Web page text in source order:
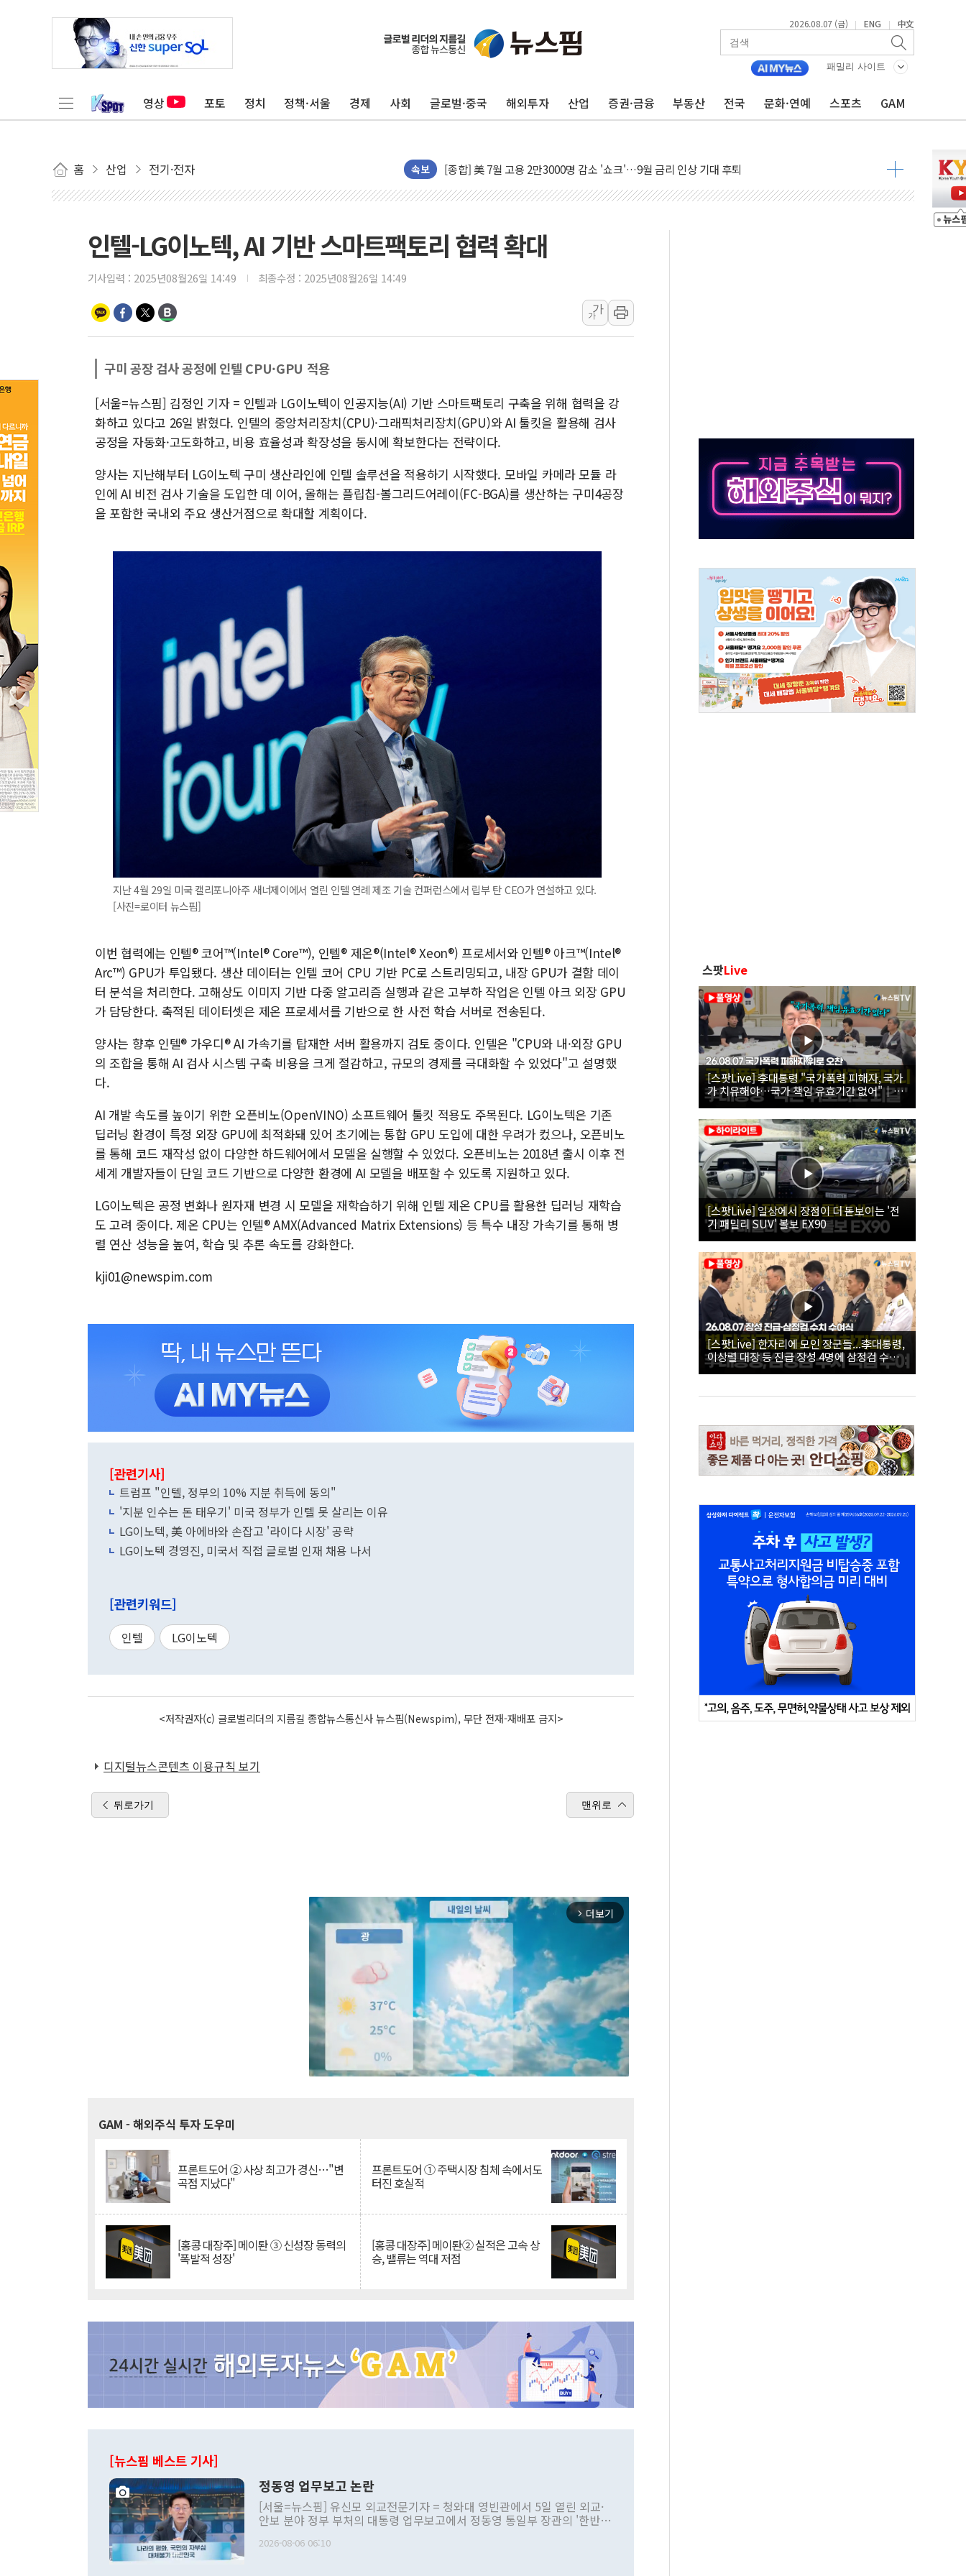
2026.08.07 (금) | ENG | 中文
패밀리 사이트
영상 포토 정치 정책·서울 경제 사회 글로벌·중국 해외투자 산업 증권·금융 부동산 전국 문화·연예 스포츠 GAM
홈 산업 전기·전자 속보
[AI MY 뉴스] 뉴욕 반도체주 프리뷰...美 고용 쇼크에 반도체주 '활짝'
[사진] 이슬람 수니파 3개국, 공동방위협정 체결
뉴욕증시 개장 전 특징주...아틀라시안·클라우드플레어·태양광주↑ VS 트레이드데스크·웬디스↓
트럼프 "금리 내려야"…파월 때와 달리 워시엔 톤 낮춰
특정 정치인 측근 포항시 정책특보 내정설...포항시 '시끌'
李 대통령, '6시간 마라톤 부동산 2차 회의' 주재… "전폭적 공급 확대·속도전 총력"
트럼프, 中 겨냥 폴리실리콘 관세 15% 부과…美 태양광주 급등
[인도증시] 중동 불안 속 유가 상승에 소폭 하락...금융주 낙폭 커
황희 '폐버스 청년주택' SNS 글 역풍에 "정부정책 아냐" 해명
폭염 누그러지고 가뭄 숙지나...경북동해안권 8~9일 최대 100mm 호우
사우디·튀르키예·파키스탄, '공동방위협정' 체결… 수니파 국가들의 새 안보 협력 구도
신길동 신축도 3.3㎡당 7250만원…써밋 클라비온 59㎡ 18억원대
용산공원·그린벨트로 또 충돌…반복되는 국토부-서울시 '정책 엇박자'
인텔-LG이노텍, AI 기반 스마트팩토리 협력 확대
기사입력 : 2025년08월26일 14:49 최종수정 : 2025년08월26일 14:49
가
가
구미 공장 검사 공정에 인텔 CPU·GPU 적용
[서울=뉴스핌] 김정인 기자 = 인텔과 LG이노텍이 인공지능(AI) 기반 스마트팩토리 구축을 위해 협력을 강
화하고 있다고 26일 밝혔다. 인텔의 중앙처리장치(CPU)·그래픽처리장치(GPU)와 AI 툴킷을 활용해 검사
공정을 자동화·고도화하고, 비용 효율성과 확장성을 동시에 확보한다는 전략이다.
양사는 지난해부터 LG이노텍 구미 생산라인에 인텔 솔루션을 적용하기 시작했다. 모바일 카메라 모듈 라
인에 AI 비전 검사 기술을 도입한 데 이어, 올해는 플립칩-볼그리드어레이(FC-BGA)를 생산하는 구미4공장
을 포함한 국내외 주요 생산거점으로 확대할 계획이다.
지난 4월 29일 미국 캘리포니아주 새너제이에서 열린 인텔 연례 제조 기술 컨퍼런스에서 립부 탄 CEO가 연설하고 있다.
[사진=로이터 뉴스핌]
이번 협력에는 인텔® 코어™(Intel® Core™), 인텔® 제온®(Intel® Xeon®) 프로세서와 인텔® 아크™(Intel®
Arc™) GPU가 투입됐다. 생산 데이터는 인텔 코어 CPU 기반 PC로 스트리밍되고, 내장 GPU가 결함 데이
터 분석을 처리한다. 고해상도 이미지 기반 다중 알고리즘 실행과 같은 고부하 작업은 인텔 아크 외장 GPU
가 담당한다. 축적된 데이터셋은 제온 프로세서를 기반으로 한 사전 학습 서버로 전송된다.
양사는 향후 인텔® 가우디® AI 가속기를 탑재한 서버 활용까지 검토 중이다. 인텔은 "CPU와 내·외장 GPU
의 조합을 통해 AI 검사 시스템 구축 비용을 크게 절감하고, 규모의 경제를 극대화할 수 있었다"고 설명했
다.
AI 개발 속도를 높이기 위한 오픈비노(OpenVINO) 소프트웨어 툴킷 적용도 주목된다. LG이노텍은 기존
딥러닝 환경이 특정 외장 GPU에 최적화돼 있어 초기에는 통합 GPU 도입에 대한 우려가 컸으나, 오픈비노
를 통해 코드 재작성 없이 다양한 하드웨어에서 모델을 실행할 수 있었다. 오픈비노는 2018년 출시 이후 전
세계 개발자들이 단일 코드 기반으로 다양한 환경에 AI 모델을 배포할 수 있도록 지원하고 있다.
LG이노텍은 공정 변화나 원자재 변경 시 모델을 재학습하기 위해 인텔 제온 CPU를 활용한 딥러닝 재학습
도 고려 중이다. 제온 CPU는 인텔® AMX(Advanced Matrix Extensions) 등 특수 내장 가속기를 통해 병
렬 연산 성능을 높여, 학습 및 추론 속도를 강화한다.
kji01@newspim.com
[관련기사]
트럼프 "인텔, 정부의 10% 지분 취득에 동의"
'지분 인수는 돈 태우기' 미국 정부가 인텔 못 살리는 이유
LG이노텍, 美 아에바와 손잡고 '라이다 시장' 공략
LG이노텍 경영진, 미국서 직접 글로벌 인재 채용 나서
[관련키워드]
인텔 LG이노텍
<저작권자(c) 글로벌리더의 지름길 종합뉴스통신사 뉴스핌(Newspim), 무단 전재-재배포 금지>
디지털뉴스콘텐츠 이용규칙 보기
뒤로가기 맨위로
arrow_forward_ios 더보기
GAM - 해외주식 투자 도우미
프론트도어 ② 사상 최고가 경신…"변
곡점 지났다"
프론트도어 ① 주택시장 침체 속에서도
터진 호실적
[홍콩 대장주] 메이퇀 ③ 신성장 동력의
'폭발적 성장'
[홍콩 대장주] 메이퇀② 실적은 고속 상
승, 밸류는 역대 저점
[뉴스핌 베스트 기사]
정동영 업무보고 논란
[서울=뉴스핌] 유신모 외교전문기자 = 청와대 영빈관에서 5일 열린 외교·
안보 분야 정부 부처의 대통령 업무보고에서 정동영 통일부 장관의 '한반도
발언 중에는 정부 내 조율을 거치지 않은 사안을 정책으로 추진하겠다고 공
2026-08-06 06:10
스팟Live
[스팟Live] 李대통령 "국가폭력 피해자, 국가
가 치유해야…국가 책임 유효기간 없어"｜
26.08.07 국가폭력 피해자 위로 오찬
[스팟Live] 일상에서 장점이 더 돋보이는 '전
기 패밀리 SUV' 볼보 EX90
[스팟Live] 한자리에 모인 장군들...李대통령,
이상렬 대장 등 진급 장성 4명에 삼정검 수치
직접 수여｜26.08.07 장성 진급·삼정검 수치